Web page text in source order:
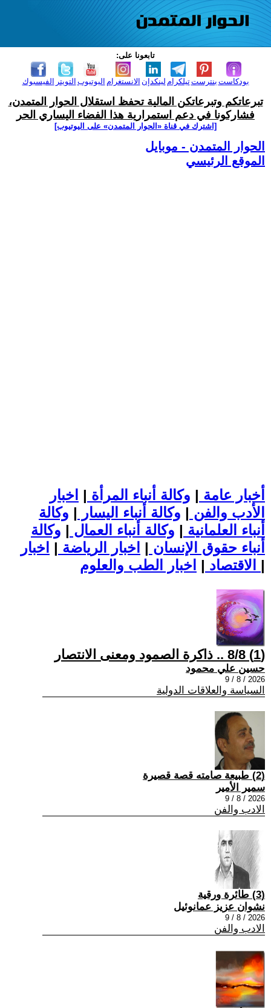
تابعونا على:
الفيسبوك التويتر اليوتيوب الانستغرام لينكدإن تيلكرامبنترست بودكاست
تبرعاتكم وتبرعاتكن المالية تحفظ استقلال الحوار المتمدن،
فشاركونا في دعم استمرارية هذا الفضاء اليساري الحر
[اشترك في قناة ‫«الحوار المتمدن» على اليوتيوب]
الحوار المتمدن - موبايل
الموقع الرئيسي
أخبار عامة | وكالة أنباء المرأة | اخبار
الأدب والفن | وكالة أنباء اليسار | وكالة
أنباء العلمانية | وكالة أنباء العمال | وكالة
أنباء حقوق الإنسان | اخبار الرياضة | اخبار
الاقتصاد | |
(1) 8/8 .. ذاكرة الصمود ومعنى الانتصار
حسين علي محمود
2026 / 8 / 9
السياسة والعلاقات الدولية
(2) طبيعة صامته قصة قصيرة
سمير الأمير
2026 / 8 / 9
الادب والفن
(3) طائرة ورقية
نشوان عزيز عمانوئيل
2026 / 8 / 9
الادب والفن